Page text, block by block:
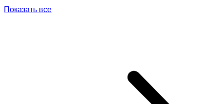
Показать все